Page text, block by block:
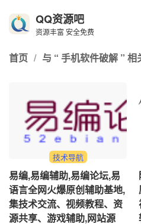
QQ资源吧
资源丰富 安全免费
首页 / 与 “ 手机软件破解 ” 相
技术导航
易编,易编辅助,易编论坛,易
语言全网火爆原创辅助基地,
集技术交流、视频教程、资
源共享、游戏辅助,网站源